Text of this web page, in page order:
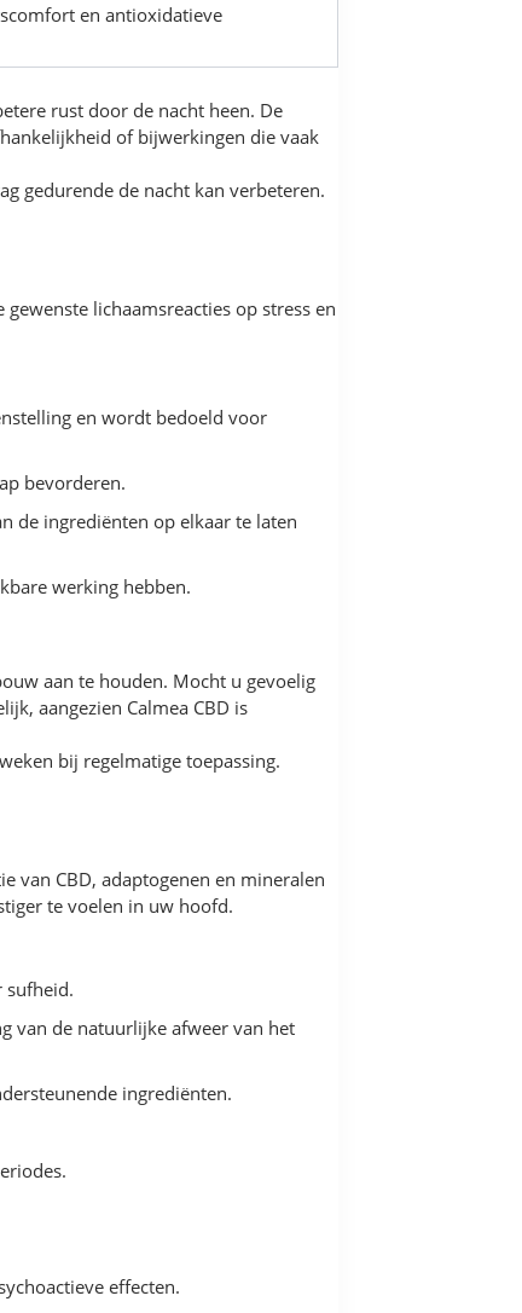
en antioxidatieve
rust door de nacht heen. De
of bijwerkingen die vaak
gedurende de nacht kan verbeteren.
lichaamsreacties op stress en
en wordt bedoeld voor
bevorderen.
de ingrediënten op elkaar te laten
werking hebben.
aan te houden. Mocht u gevoelig
aangezien Calmea CBD is
bij regelmatige toepassing.
van CBD, adaptogenen en mineralen
te voelen in uw hoofd.
sufheid.
van de natuurlijke afweer van het
ingrediënten.
effecten.